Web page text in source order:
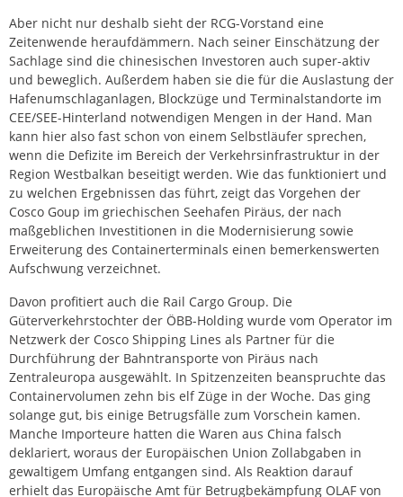
Aber nicht nur deshalb sieht der RCG-Vorstand eine
Zeitenwende heraufdämmern. Nach seiner Einschätzung der
Sachlage sind die chinesischen Investoren auch super-aktiv
und beweglich. Außerdem haben sie die für die Auslastung der
Hafenumschlaganlagen, Blockzüge und Terminalstandorte im
CEE/SEE-Hinterland notwendigen Mengen in der Hand. Man
kann hier also fast schon von einem Selbstläufer sprechen,
wenn die Defizite im Bereich der Verkehrsinfrastruktur in der
Region Westbalkan beseitigt werden. Wie das funktioniert und
zu welchen Ergebnissen das führt, zeigt das Vorgehen der
Cosco Goup im griechischen Seehafen Piräus, der nach
maßgeblichen Investitionen in die Modernisierung sowie
Erweiterung des Containerterminals einen bemerkenswerten
Aufschwung verzeichnet.
Davon profitiert auch die Rail Cargo Group. Die
Güterverkehrstochter der ÖBB-Holding wurde vom Operator im
Netzwerk der Cosco Shipping Lines als Partner für die
Durchführung der Bahntransporte von Piräus nach
Zentraleuropa ausgewählt. In Spitzenzeiten beanspruchte das
Containervolumen zehn bis elf Züge in der Woche. Das ging
solange gut, bis einige Betrugsfälle zum Vorschein kamen.
Manche Importeure hatten die Waren aus China falsch
deklariert, woraus der Europäischen Union Zollabgaben in
gewaltigem Umfang entgangen sind. Als Reaktion darauf
erhielt das Europäische Amt für Betrugbekämpfung OLAF von